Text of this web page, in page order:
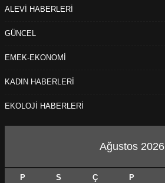
ALEVİ HABERLERİ
GÜNCEL
EMEK-EKONOMİ
KADIN HABERLERİ
EKOLOJİ HABERLERİ
Ağustos 2026
P S Ç P